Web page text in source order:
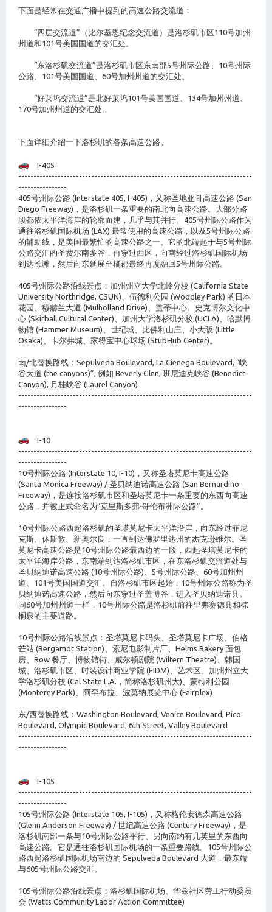
下面是经常在交通广播中提到的高速公路交流道：
“四层交流道”（比尔基恩纪念交流道）是洛杉矶市区110号加州
州道和101号美国国道的交汇处。
“东洛杉矶交流道”是洛杉矶市区东南部5号州际公路、10号州际
公路、101号美国国道、60号加州州道的交汇处。
“好莱坞交流道”是北好莱坞101号美国国道、134号加州州道、
170号加州州道的交汇处。
下面详细介绍一下洛杉矶的各条高速公路。
I-405
-----------------------------------------------------------------------------
----------------
405号州际公路 (Interstate 405, I-405)，又称圣地亚哥高速公路 (San
Diego Freeway)，是洛杉矶一条重要的南北向高速公路。大部分路
段都依太平洋海岸的轮廓而建，几乎与其并行。405号州际公路作为
通往洛杉矶国际机场 (LAX) 最常使用的高速公路，以及5号州际公路
的辅助线，是美国最繁忙的高速公路之一。它的北端起于与5号州际
公路交汇的圣费尔南多谷，再穿过西区，向南经过洛杉矶国际机场
到达长滩，然后向东延展至橘郡最终再度融回5号州际公路。
405号州际公路沿线景点：加州州立大学北岭分校 (California State
University Northridge, CSUN)、伍德利公园 (Woodley Park) 的日本
花园、穆赫兰大道 (Mulholland Drive)、盖蒂中心、史克博尔文化中
心 (Skirball Cultural Center)、加州大学洛杉矶分校 (UCLA)、哈默博
物馆 (Hammer Museum)、世纪城、比佛利山庄、小大阪 (Little
Osaka)、卡尔弗城、家得宝中心球场 (StubHub Center)。
南/北替换路线：Sepulveda Boulevard, La Cienega Boulevard, “峡
谷大道 (the canyons)”, 例如 Beverly Glen, 班尼迪克峡谷 (Benedict
Canyon), 月桂峡谷 (Laurel Canyon)
-----------------------------------------------------------------------------
----------------
I-10
-----------------------------------------------------------------------------
----------------
10号州际公路 (Interstate 10, I-10)，又称圣塔莫尼卡高速公路
(Santa Monica Freeway) / 圣贝纳迪诺高速公路 (San Bernardino
Freeway)，是连接洛杉矶市区和圣塔莫尼卡一条重要的东西向高速
公路，并被正式命名为“克里斯多弗·哥伦布洲际公路”。
10号州际公路西起洛杉矶的圣塔莫尼卡太平洋沿岸，向东经过菲尼
克斯、休斯敦、新奥尔良，一直到达佛罗里达州的杰克逊维尔。圣
莫尼卡高速公路是10号州际公路最西边的一段，西起圣塔莫尼卡的
太平洋海岸公路，东南端到达洛杉矶市区，在东洛杉矶交流道处与
圣贝纳迪诺高速公路 (10号州际公路)、5号州际公路、60号加州州
道、101号美国国道交汇。自洛杉矶市区起始，10号州际公路称为圣
贝纳迪诺高速公路，然后向东穿过圣盖博谷，进入圣贝纳迪诺县。
同60号加州州道一样，10号州际公路是洛杉矶前往里弗赛德县和棕
榈泉的主要道路。
10号州际公路沿线景点：圣塔莫尼卡码头、圣塔莫尼卡广场、伯格
芒站 (Bergamot Station)、索尼电影制片厂、Helms Bakery 面包
房、Row 餐厅、博物馆街、威尔顿剧院 (Wiltern Theatre)、韩国
城、洛杉矶市区、时装设计商业学院 (FIDM)、艺术区、加州州立大
学洛杉矶分校 (Cal State L.A.，简称洛杉矶州大)、蒙特利公园
(Monterey Park)、阿罕布拉、波莫纳展览中心 (Fairplex)
东/西替换路线：Washington Boulevard, Venice Boulevard, Pico
Boulevard, Olympic Boulevard, 6th Street, Valley Boulevard
-----------------------------------------------------------------------------
----------------
I-105
-----------------------------------------------------------------------------
----------------
105号州际公路 (Interstate 105, I-105)，又称格伦安德森高速公路
(Glenn Anderson Freeway) / 世纪高速公路 (Century Freeway)，是
洛杉矶南部一条与10号州际公路平行、另向南约有几英里的东西向
高速公路。它是通往洛杉矶国际机场的一条重要路线。105号州际公
路西起洛杉矶国际机场南边的 Sepulveda Boulevard 大道，最东端
与605号州际公路交汇。
105号州际公路沿线景点：洛杉矶国际机场、华兹社区劳工行动委员
会 (Watts Community Labor Action Committee)